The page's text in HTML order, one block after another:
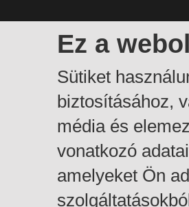
Ez a
Sütiket
biztosításához,
média és
vonatkozó
amelyeket Ön